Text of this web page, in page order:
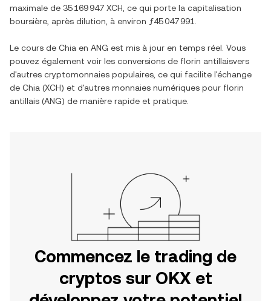
maximale de 35 169 947 XCH , ce qui porte la capitalisation
boursière, après dilution, à environ ƒ45 047 991
Le cours de Chia en ANG est mis à jour en temps réel. Vous
pouvez également voir les conversions de florin antillaisvers
d'autres cryptomonnaies populaires, ce qui facilite l'échange
de Chia (XCH) et d'autres monnaies numériques pour florin
antillais (ANG) de manière rapide et pratique.
Commencez le trading de
cryptos sur OKX et